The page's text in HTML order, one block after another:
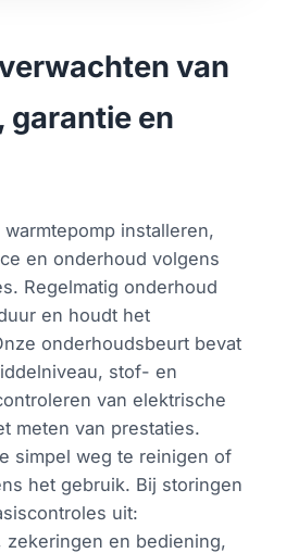
van
garantie en
installeren,
en onderhoud volgens
Regelmatig onderhoud
en houdt het
onderhoudsbeurt bevat
stof- en
van elektrische
meten van prestaties.
simpel weg te reinigen of
het gebruik. Bij storingen
uit:
zekeringen en bediening,